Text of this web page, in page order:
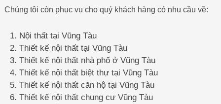
Chúng tôi còn phục vụ cho quý khách hàng có nhu cầu về:
Nội thất tại Vũng Tàu
Thiết kế nội thất tại Vũng Tàu
Thiết kế nội thất nhà phố ở Vũng Tàu
Thiết kế nội thất biệt thự tại Vũng Tàu
Thiết kế nội thất căn hộ tại Vũng Tàu
Thiết kế nội thất chung cư Vũng Tàu